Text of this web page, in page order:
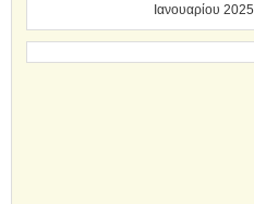
Ιανουαρίου 2025